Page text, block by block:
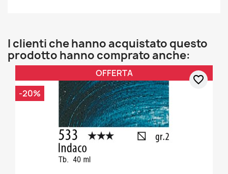
I clienti che hanno acquistato questo
prodotto hanno comprato anche:
OFFERTA
-20%
favorite_border